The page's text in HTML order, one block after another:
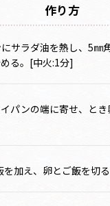
作り方
サラダ油を熱し、5㎜
る。[中火:1分]
パンの端に寄せ、と
加え、卵とご飯を切る